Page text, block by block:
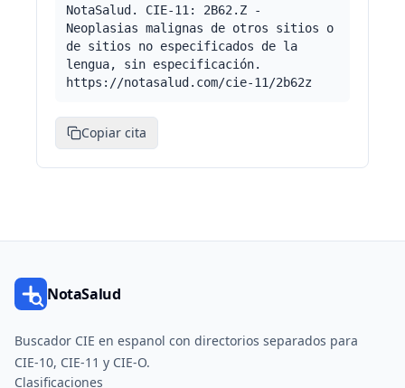
NotaSalud. CIE-11: 2B62.Z -
Neoplasias malignas de otros sitios o
de sitios no especificados de la
lengua, sin especificación.
https://notasalud.com/cie-11/2b62z
Copiar cita
NotaSalud
Buscador CIE en espanol con directorios separados para
CIE-10, CIE-11 y CIE-O.
Clasificaciones